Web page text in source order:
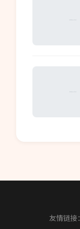
友情链接：